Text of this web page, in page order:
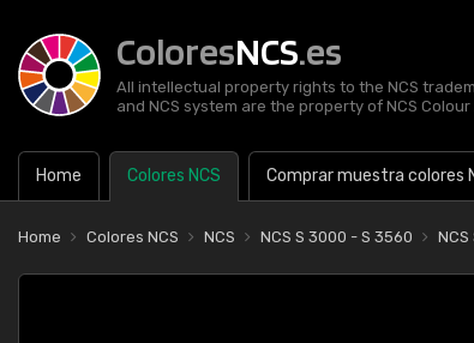
ColoresNCS.es
All intellectual property rights to the NCS
and NCS system are the property of NCS Colour
Home Colores NCS Comprar muestra colores
Home Colores NCS NCS NCS S 3000 - S 3560 NCS